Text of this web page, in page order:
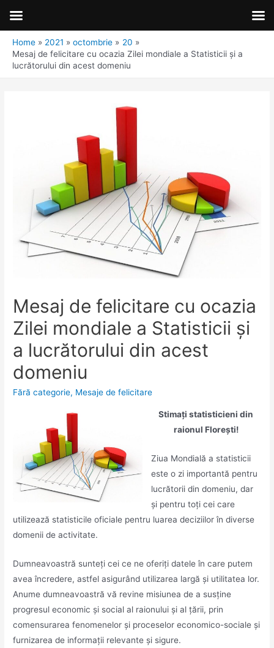
Home 2021 octombrie
20
Mesaj de felicitare cu ocazia Zilei mondiale a Statisticii şi a
lucrătorului din acest domeniu
Mesaj de felicitare cu ocazia
Zilei mondiale a Statisticii şi
a lucrătorului din acest
domeniu
Fără categorie, Mesaje de felicitare
Stimați statisticieni din
raionul Florești!
Ziua Mondială a statisticii
este o zi importantă pentru
lucrătorii din domeniu, dar
și pentru toți cei care
utilizează statisticile oficiale pentru luarea deciziilor în diverse
domenii de activitate.
Dumneavoastră sunteți cei ce ne oferiți datele în care putem
avea încredere, astfel asigurând utilizarea largă și utilitatea lor.
Anume dumneavoastră vă revine misiunea de a susține
progresul economic şi social al raionului și al ţării, prin
comensurarea fenomenelor şi proceselor economico-sociale şi
furnizarea de informaţii relevante şi sigure.